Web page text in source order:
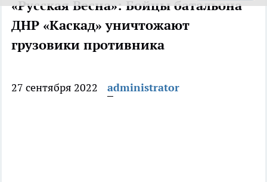
«Русская Весна»: Бойцы батальона
ДНР «Каскад» уничтожают
грузовики противника
27 сентября 2022 administrator